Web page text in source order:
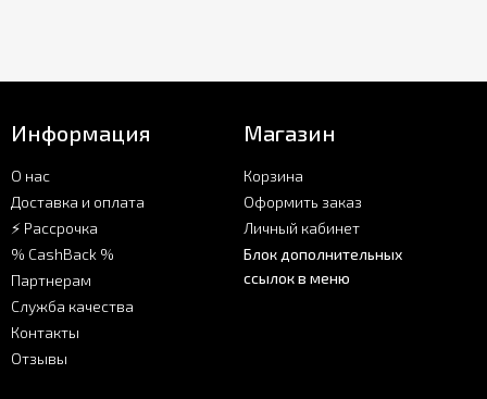
Информация
О нас
Доставка и оплата
⚡ Рассрочка
% CashBack %
Партнерам
Служба качества
Контакты
Отзывы
Магазин
Корзина
Оформить заказ
Личный кабинет
Блок дополнительных
ссылок в меню